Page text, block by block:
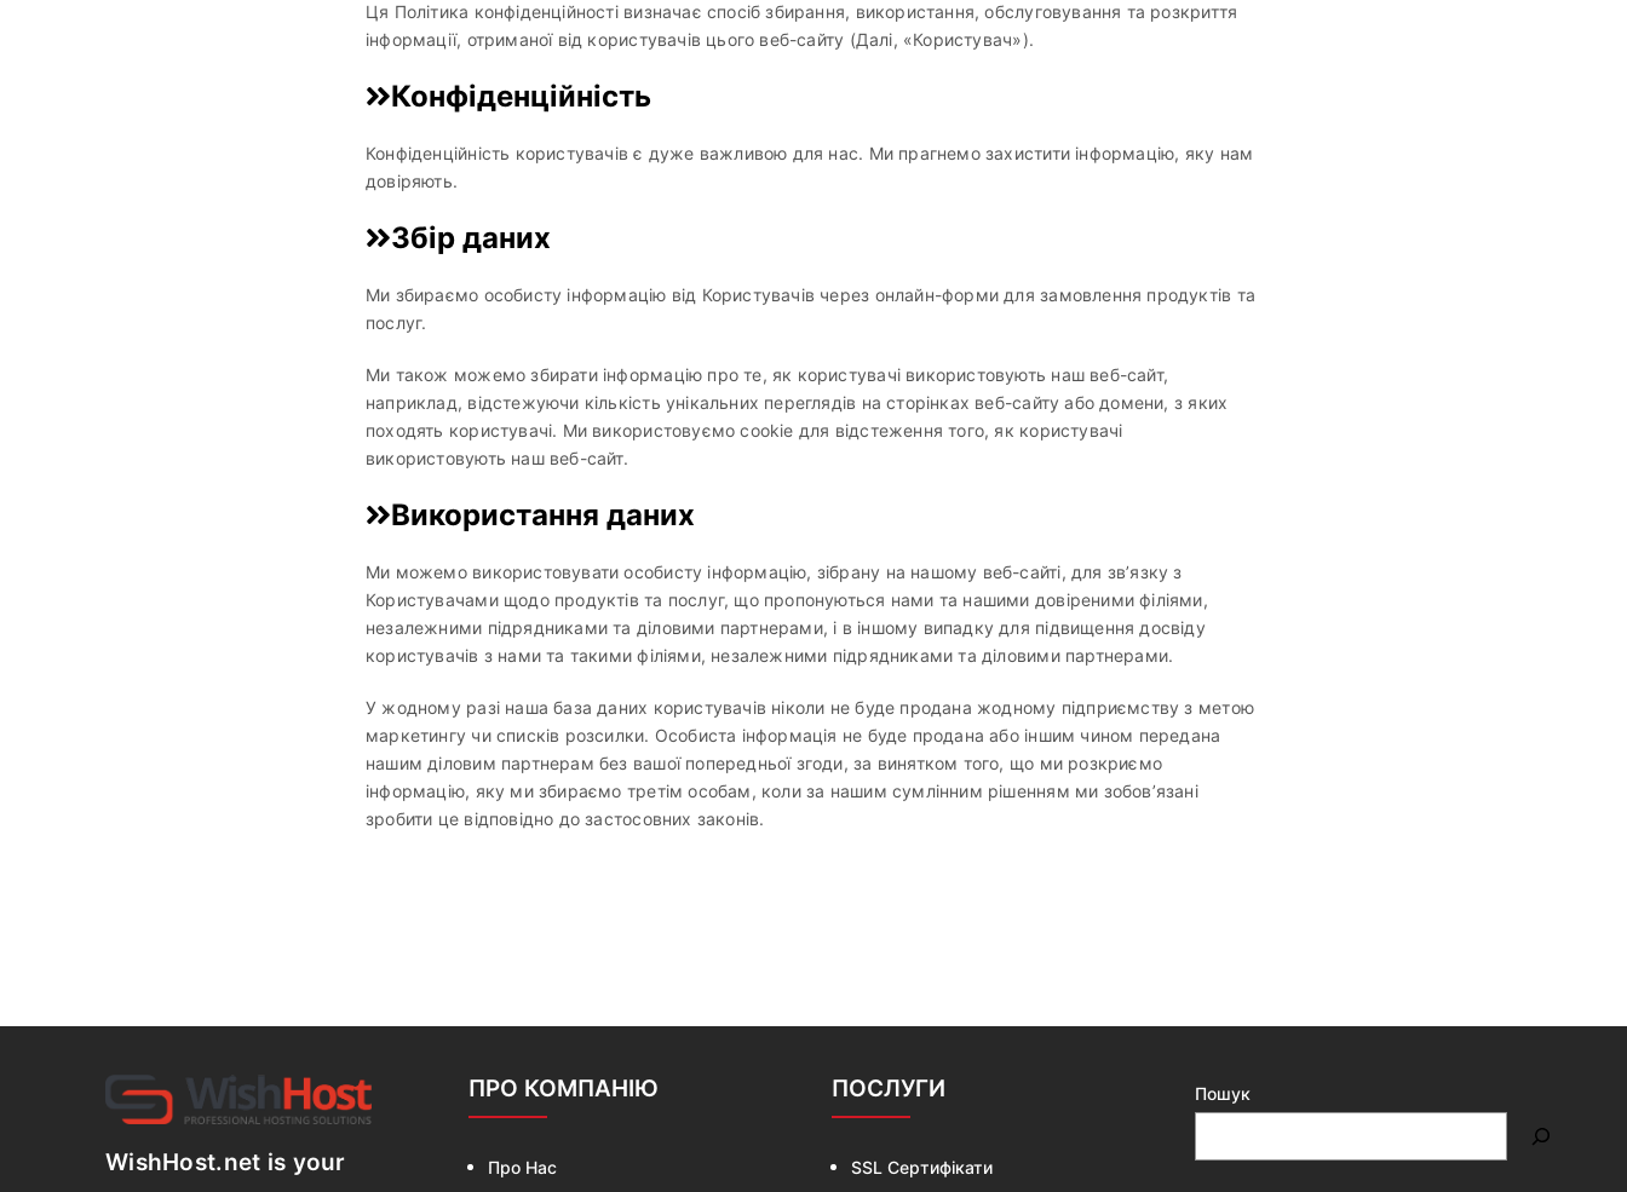
Ця Політика конфіденційності визначає спосіб збирання, використання, обслуговування та розкриття
інформації, отриманої від користувачів цього веб-сайту (Далі, «Користувач»).
Конфіденційність
Конфіденційність користувачів є дуже важливою для нас. Ми прагнемо захистити інформацію, яку нам
довіряють.
Збір даних
Ми збираємо особисту інформацію від Користувачів через онлайн-форми для замовлення продуктів та
послуг.
Ми також можемо збирати інформацію про те, як користувачі використовують наш веб-сайт,
наприклад, відстежуючи кількість унікальних переглядів на сторінках веб-сайту або домени, з яких
походять користувачі. Ми використовуємо cookie для відстеження того, як користувачі
використовують наш веб-сайт.
Використання даних
Ми можемо використовувати особисту інформацію, зібрану на нашому веб-сайті, для зв’язку з
Користувачами щодо продуктів та послуг, що пропонуються нами та нашими довіреними філіями,
незалежними підрядниками та діловими партнерами, і в іншому випадку для підвищення досвіду
користувачів з нами та такими філіями, незалежними підрядниками та діловими партнерами.
У жодному разі наша база даних користувачів ніколи не буде продана жодному підприємству з метою
маркетингу чи списків розсилки. Особиста інформація не буде продана або іншим чином передана
нашим діловим партнерам без вашої попередньої згоди, за винятком того, що ми розкриємо
інформацію, яку ми збираємо третім особам, коли за нашим сумлінним рішенням ми зобов’язані
зробити це відповідно до застосовних законів.
WishHost.net is your
ПРО КОМПАНІЮ
Про Нас
ПОСЛУГИ
SSL Сертифікати
Пошук